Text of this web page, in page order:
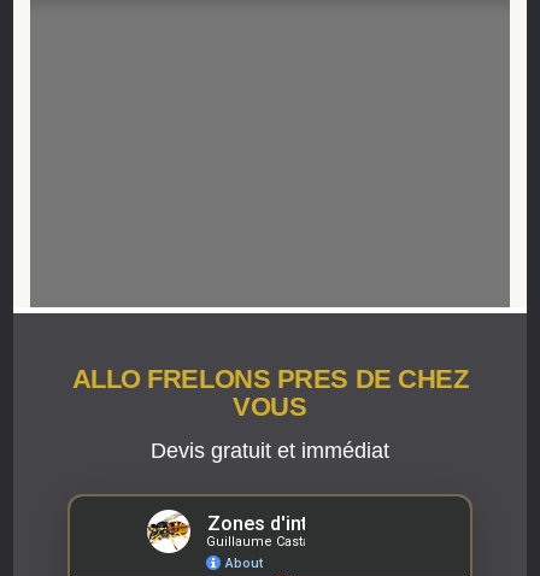
ALLO FRELONS PRES DE CHEZ
VOUS
Devis gratuit et immédiat